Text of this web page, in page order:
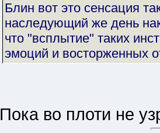
Блин вот это сенсация
наследующий же день
что "всплытие" таких
эмоций и восторженных
Пока во плоти не